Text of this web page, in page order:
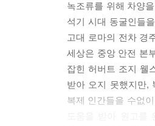
녹조류를 위해 차양
석기 시대 동굴인들
고대 로마의 전차 경
세상은 중앙 안전 본
잡힌 허버트 조지 웰
받아 오지 못했지만,
복제 인간들을 수없